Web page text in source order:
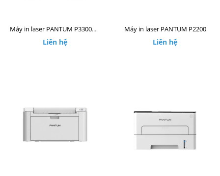
Máy in laser PANTUM P3300DW
Liên hệ
Máy in laser PANTUM P2200
Liên hệ